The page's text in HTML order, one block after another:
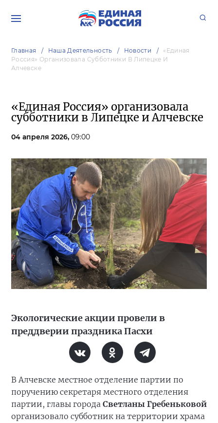
Главная Наша Деятельность Новости
«Единая
Россия» Организовала Субботники В Липецке И
Алчевске
«Единая Россия» организовала
субботники в Липецке и Алчевске
04 апреля 2026, 09:00
Экологические акции провели в
преддверии праздника Пасхи
В Алчевске местное отделение партии по
поручению секретаря местного отделения
партии, главы города Светланы Гребеньковой
организовало субботник на территории храма